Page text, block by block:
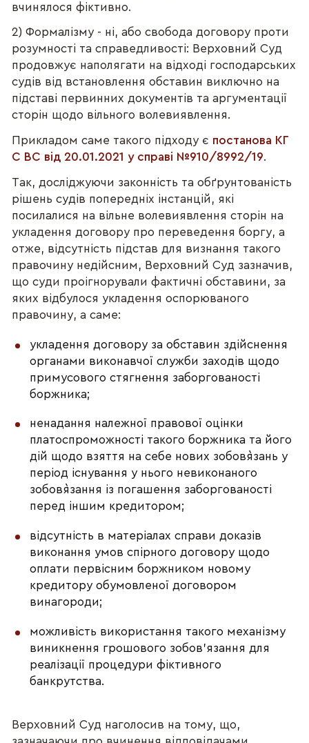
вчинялося фіктивно.
2) Формалізму - ні, або свобода договору проти
розумності та справедливості: Верховний Суд
продовжує наполягати на відході господарських
судів від встановлення обставин виключно на
підставі первинних документів та аргументації
сторін щодо вільного волевиявлення.
Прикладом саме такого підходу є постанова КГ
С ВС від 20.01.2021 у справі №910/8992/19.
Так, досліджуючи законність та обґрунтованість
рішень судів попередніх інстанцій, які
посилалися на вільне волевиявлення сторін на
укладення договору про переведення боргу, а
отже, відсутність підстав для визнання такого
правочину недійсним, Верховний Суд зазначив,
що суди проігнорували фактичні обставини, за
яких відбулося укладення оспорюваного
правочину, а саме:
укладення договору за обставин здійснення
органами виконавчої служби заходів щодо
примусового стягнення заборгованості
боржника;
ненадання належної правової оцінки
платоспроможності такого боржника та його
дій щодо взяття на себе нових зобов`язань у
період існування у нього невиконаного
зобов`язання із погашення заборгованості
перед іншим кредитором;
відсутність в матеріалах справи доказів
виконання умов спірного договору щодо
оплати первісним боржником новому
кредитору обумовленої договором
винагороди;
можливість використання такого механізму
виникнення грошового зобов'язання для
реалізації процедури фіктивного
банкрутства.
Верховний Суд наголосив на тому, що,